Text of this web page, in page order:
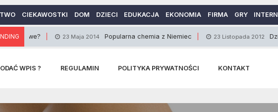
CIEKAWOSTKI DOM DZIECI EDUKACJA EKONOMIA FIRMA GRY
23 Maja 2014 Popularna chemia z Niemiec 23 Listopada 2012 Dzień przed
WPIS ? REGULAMIN POLITYKA PRYWATNOŚCI KONTAKT